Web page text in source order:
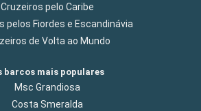
Cruzeiros pelo Caribe
pelos Fiordes e Escandinávia
de Volta ao Mundo
barcos mais populares
Msc Grandiosa
Costa Smeralda